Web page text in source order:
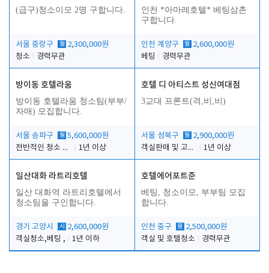
(급구)청소이모 2명 구합니다.
서울 중랑구 월 2,300,000원
청소
경력무관
인천 *아마레호텔* 베팅삼촌
구합니다.
인천 계양구 월 2,600,000원
베팅
경력무관
방이동 호텔라움
방이동 호텔라움 청소팀(부부/
자매) 모집합니다.
서울 송파구 월 5,600,000원
전반적인 청소 업무(객실청소.객실정리)
1년 이상
호텔 디 아티스트 성신여대점
3교대 프론트(격,비,비)
서울 성북구 월 2,900,000원
객실판매 및 고객응대
1년 이상
일산대화 라트리호텔
일산 대화역 라트리호텔에서
청소팀을 구인합니다.
경기 고양시 시
2,600,000원
객실청소,베팅 ,
1년 이하
호텔에어포트준
베팅, 청소이모, 부부팀 모집
합니다.
인천 중구 월 2,500,000원
객실 및 호텔청소
경력무관